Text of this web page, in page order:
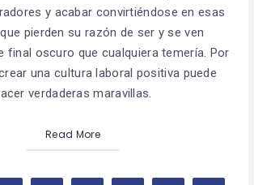
y acabar convirtiéndose en esas
pierden su razón de ser y se ven
final oscuro que cualquiera temería. Por
una cultura laboral positiva puede
verdaderas maravillas.
Read More